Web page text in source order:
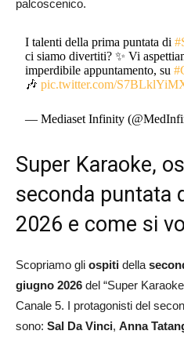
palcoscenico.
I talenti della prima puntata di
ci siamo divertiti? ✨ Vi
imperdibile appuntamento, su
🎶pic.twitter.com/
— Mediaset Infinity
Super Karaoke,
seconda puntata
2026 e come si
Scopriamo gli ospiti della
giugno 2026 del “Super
Canale 5. I protagonisti del
sono: Sal Da Vinci, Anna